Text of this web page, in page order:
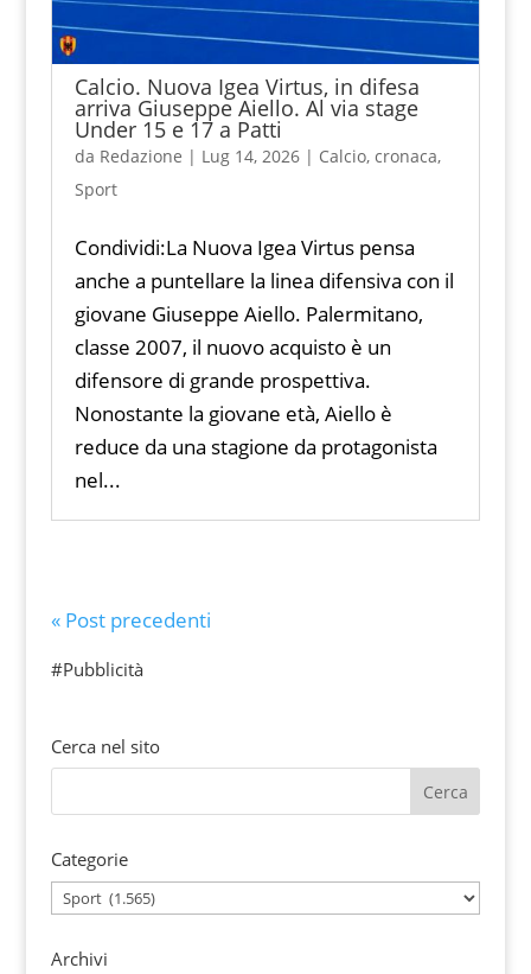
Calcio. Nuova Igea Virtus, in difesa
arriva Giuseppe Aiello. Al via stage
Under 15 e 17 a Patti
da Redazione | Lug 14, 2026| Calcio, cronaca,
Sport
Condividi:La Nuova Igea Virtus pensa
anche a puntellare la linea difensiva con il
giovane Giuseppe Aiello. Palermitano,
classe 2007, il nuovo acquisto è un
difensore di grande prospettiva.
Nonostante la giovane età, Aiello è
reduce da una stagione da protagonista
nel...
« Post precedenti
#Pubblicità
Cerca nel sito
Categorie
Categorie
Archivi